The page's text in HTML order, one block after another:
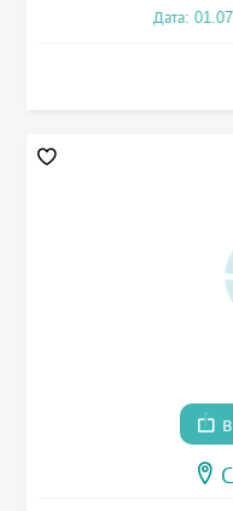
Дата: